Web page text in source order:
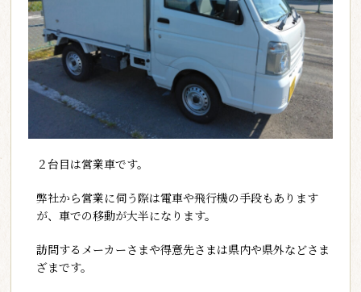
２台目は営業車です。
弊社から営業に伺う際は電車や飛行機の手段もあります
が、車での移動が大半になります。
訪問するメーカーさまや得意先さまは県内や県外などさま
ざまです。